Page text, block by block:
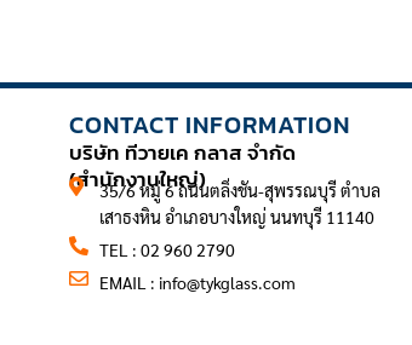
CONTACT INFORMATION
บริษัท ทีวายเค กลาส จำกัด
(สำนักงานใหญ่)
35/6 หมู่ 6 ถนนตลิ่งชัน-สุพรรณบุรี ตำบล
เสาธงหิน อำเภอบางใหญ่ นนทบุรี 11140
TEL : 02 960 2790
EMAIL : info@tykglass.com